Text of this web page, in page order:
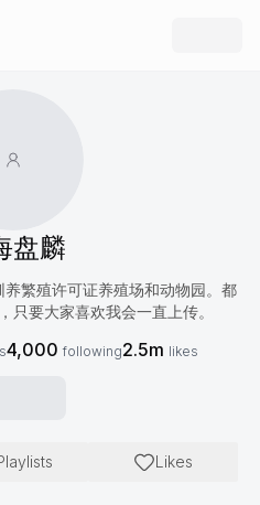
盘麟
繁殖许可证养殖场和动物园。都
只要大家喜欢我会一直上传。
4,000 following2.5m likes
Likes